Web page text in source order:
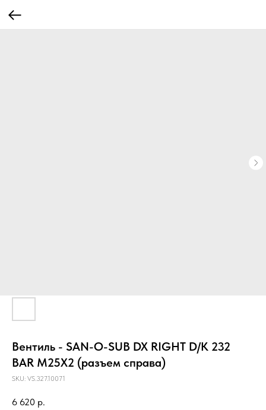
Вентиль - SAN-O-SUB DX RIGHT D/K 232
BAR M25Х2 (разъем справа)
SKU: VS.327.10071
6 620 р.